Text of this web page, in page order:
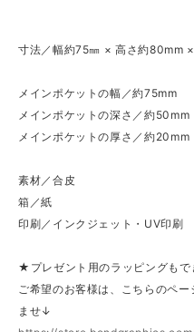
寸法／幅約75㎜ × 高さ約80mm
メインポケットの幅／約75mm
メインポケットの深さ／約50mm
メインポケットの厚さ／約20mm
素材／合皮
箱／紙
印刷／インクジェット・UV印刷
★プレゼント用のラッピングも
ご希望のお客様は、こちらのペ
ませ↓